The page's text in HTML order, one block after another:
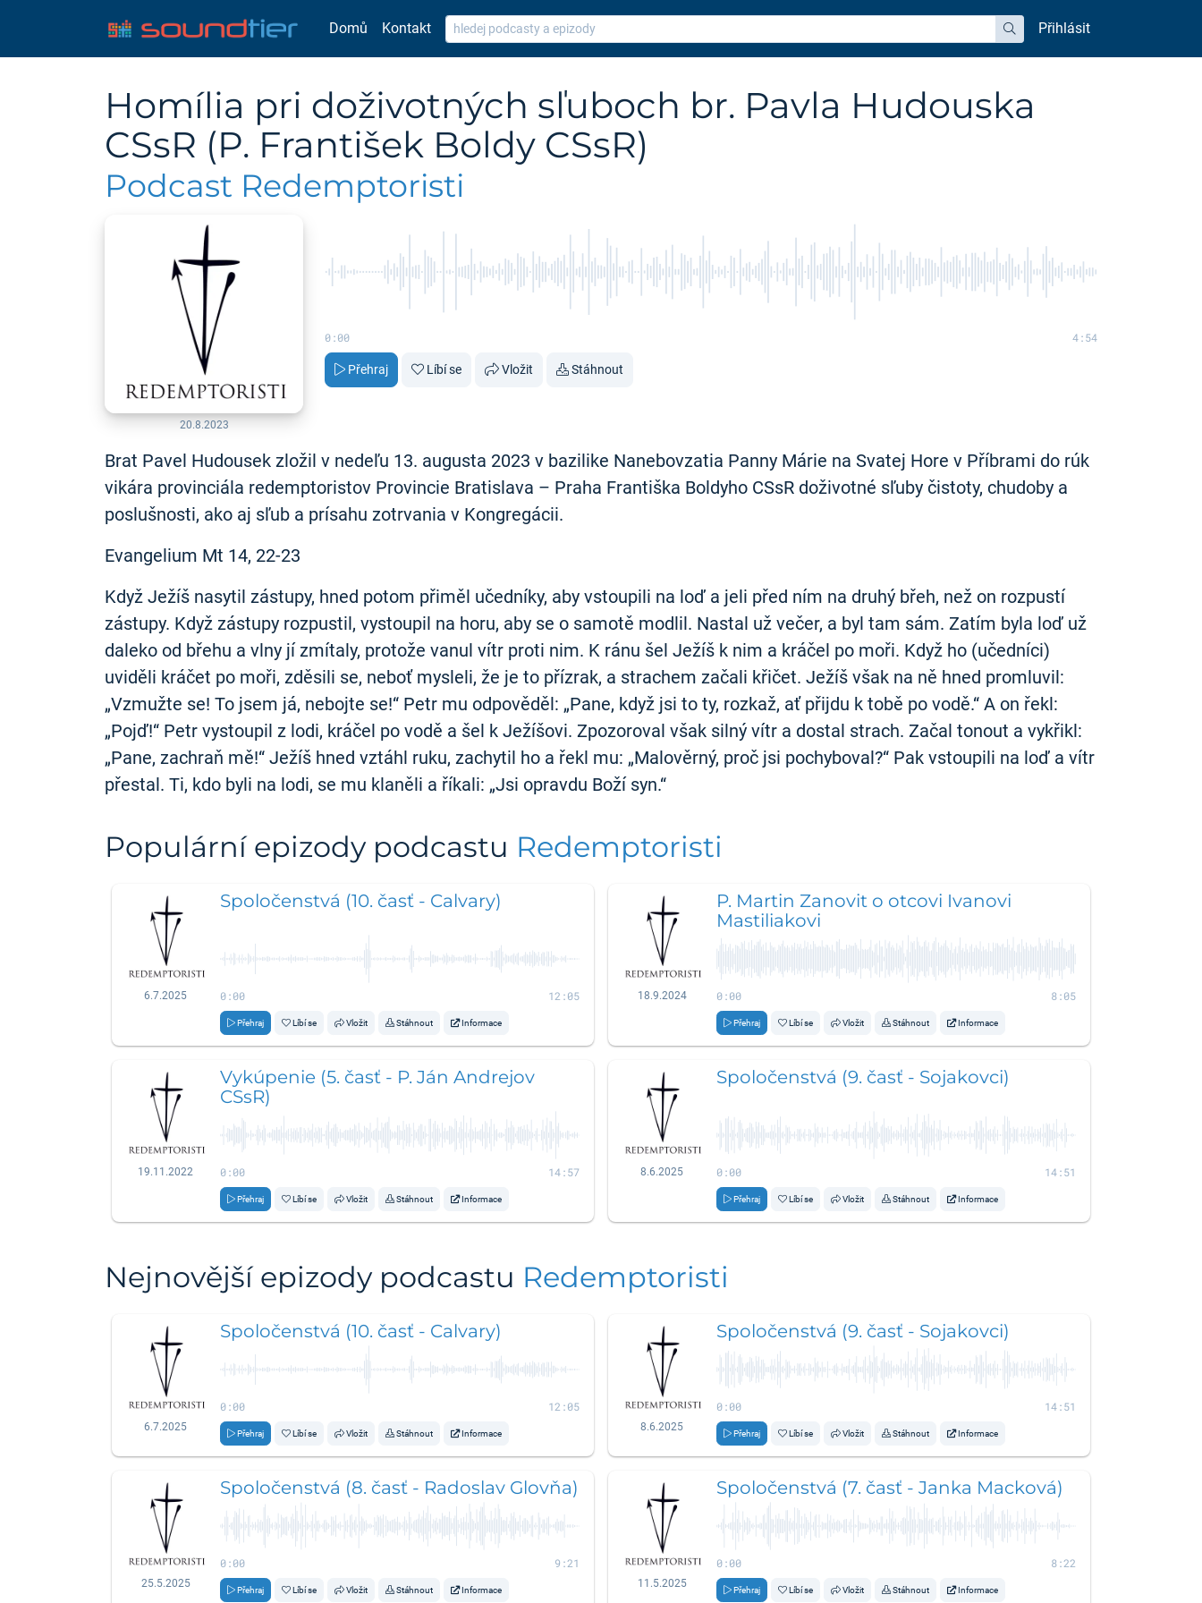
Domů Kontakt
hledat
Přihlásit
Homília pri doživotných sľuboch br. Pavla Hudouska
CSsR (P. František Boldy CSsR)
Podcast Redemptoristi
20.8.2023
0:00 4:54
Přehraj Líbí se Vložit Stáhnout
Brat Pavel Hudousek zložil v nedeľu 13. augusta 2023 v bazilike Nanebovzatia Panny Márie na Svatej Hore v Příbrami do rúk
vikára provinciála redemptoristov Provincie Bratislava – Praha Františka Boldyho CSsR doživotné sľuby čistoty, chudoby a
poslušnosti, ako aj sľub a prísahu zotrvania v Kongregácii.
Evangelium Mt 14, 22-23
Když Ježíš nasytil zástupy, hned potom přiměl učedníky, aby vstoupili na loď a jeli před ním na druhý břeh, než on rozpustí
zástupy. Když zástupy rozpustil, vystoupil na horu, aby se o samotě modlil. Nastal už večer, a byl tam sám. Zatím byla loď už
daleko od břehu a vlny jí zmítaly, protože vanul vítr proti nim. K ránu šel Ježíš k nim a kráčel po moři. Když ho (učedníci)
uviděli kráčet po moři, zděsili se, neboť mysleli, že je to přízrak, a strachem začali křičet. Ježíš však na ně hned promluvil:
„Vzmužte se! To jsem já, nebojte se!“ Petr mu odpověděl: „Pane, když jsi to ty, rozkaž, ať přijdu k tobě po vodě.“ A on řekl:
„Pojď!“ Petr vystoupil z lodi, kráčel po vodě a šel k Ježíšovi. Zpozoroval však silný vítr a dostal strach. Začal tonout a vykřikl:
„Pane, zachraň mě!“ Ježíš hned vztáhl ruku, zachytil ho a řekl mu: „Malověrný, proč jsi pochyboval?“ Pak vstoupili na loď a vítr
přestal. Ti, kdo byli na lodi, se mu klaněli a říkali: „Jsi opravdu Boží syn.“
Populární epizody podcastu Redemptoristi
6.7.2025
Spoločenstvá (10. časť - Calvary)
0:00 12:05
Přehraj Líbí se Vložit Stáhnout Informace
18.9.2024
P. Martin Zanovit o otcovi Ivanovi
Mastiliakovi
0:00 8:05
Přehraj Líbí se Vložit Stáhnout Informace
19.11.2022
Vykúpenie (5. časť - P. Ján Andrejov
CSsR)
0:00 14:57
Přehraj Líbí se Vložit Stáhnout Informace
8.6.2025
Spoločenstvá (9. časť - Sojakovci)
0:00 14:51
Přehraj Líbí se Vložit Stáhnout Informace
Nejnovější epizody podcastu Redemptoristi
6.7.2025
Spoločenstvá (10. časť - Calvary)
0:00 12:05
Přehraj Líbí se Vložit Stáhnout Informace
8.6.2025
Spoločenstvá (9. časť - Sojakovci)
0:00 14:51
Přehraj Líbí se Vložit Stáhnout Informace
25.5.2025
Spoločenstvá (8. časť - Radoslav Glovňa)
0:00 9:21
Přehraj Líbí se Vložit Stáhnout Informace
11.5.2025
Spoločenstvá (7. časť - Janka Macková)
0:00 8:22
Přehraj Líbí se Vložit Stáhnout Informace